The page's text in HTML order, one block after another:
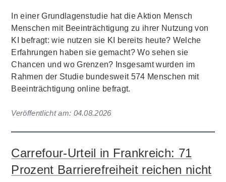
In einer Grundlagenstudie hat die Aktion Mensch
Menschen mit Beeinträchtigung zu ihrer Nutzung von
KI befragt: wie nutzen sie KI bereits heute? Welche
Erfahrungen haben sie gemacht? Wo sehen sie
Chancen und wo Grenzen? Insgesamt wurden im
Rahmen der Studie bundesweit 574 Menschen mit
Beeinträchtigung online befragt.
Veröffentlicht am: 04.08.2026
Carrefour-Urteil in Frankreich: 71
Prozent Barrierefreiheit reichen nicht